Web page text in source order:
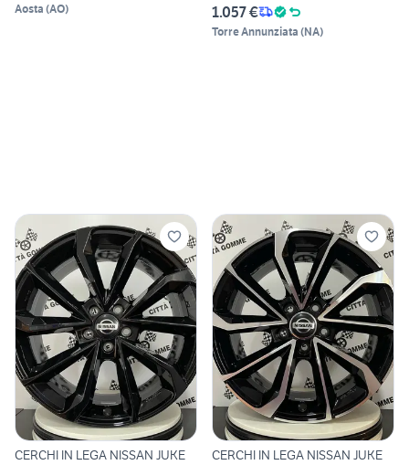
Aosta (AO) 1.057 €
Torre Annunziata (NA)
CERCHI IN LEGA NISSAN JUKE
CERCHI IN LEGA NISSAN JUKE